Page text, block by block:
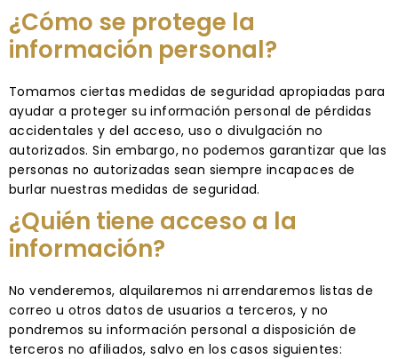
¿Cómo se protege la
información personal?
Tomamos ciertas medidas de seguridad apropiadas para
ayudar a proteger su información personal de pérdidas
accidentales y del acceso, uso o divulgación no
autorizados. Sin embargo, no podemos garantizar que las
personas no autorizadas sean siempre incapaces de
burlar nuestras medidas de seguridad.
¿Quién tiene acceso a la
información?
No venderemos, alquilaremos ni arrendaremos listas de
correo u otros datos de usuarios a terceros, y no
pondremos su información personal a disposición de
terceros no afiliados, salvo en los casos siguientes: